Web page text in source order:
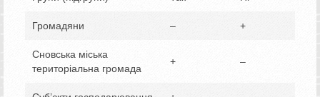
Громадяни – +
Сновська міська
територіальна громада
+ –